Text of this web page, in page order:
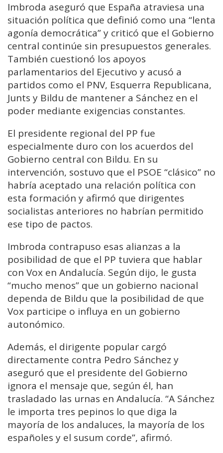
Imbroda aseguró que España atraviesa una
situación política que definió como una “lenta
agonía democrática” y criticó que el Gobierno
central continúe sin presupuestos generales.
También cuestionó los apoyos
parlamentarios del Ejecutivo y acusó a
partidos como el PNV, Esquerra Republicana,
Junts y Bildu de mantener a Sánchez en el
poder mediante exigencias constantes.
El presidente regional del PP fue
especialmente duro con los acuerdos del
Gobierno central con Bildu. En su
intervención, sostuvo que el PSOE “clásico” no
habría aceptado una relación política con
esta formación y afirmó que dirigentes
socialistas anteriores no habrían permitido
ese tipo de pactos.
Imbroda contrapuso esas alianzas a la
posibilidad de que el PP tuviera que hablar
con Vox en Andalucía. Según dijo, le gusta
“mucho menos” que un gobierno nacional
dependa de Bildu que la posibilidad de que
Vox participe o influya en un gobierno
autonómico.
Además, el dirigente popular cargó
directamente contra Pedro Sánchez y
aseguró que el presidente del Gobierno
ignora el mensaje que, según él, han
trasladado las urnas en Andalucía. “A Sánchez
le importa tres pepinos lo que diga la
mayoría de los andaluces, la mayoría de los
españoles y el susum corde”, afirmó.